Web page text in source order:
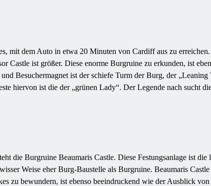
mit dem Auto in etwa 20 Minuten von Cardiff aus zu
Castle ist größer. Diese enorme Burgruine zu erkunden, ist
Besuchermagnet ist der schiefe Turm der Burg, der
hiervon ist die der „grünen Lady“. Der Legende nach sucht
die Burgruine Beaumaris Castle. Diese Festungsanlage ist
Weise eher Burg-Baustelle als Burgruine. Beaumaris
zu bewundern, ist ebenso beeindruckend wie der Ausblick